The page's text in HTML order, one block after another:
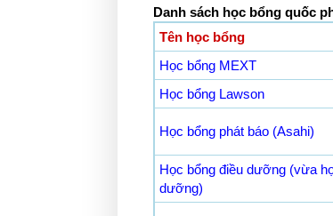
Danh sách học bổng quốc
Tên học bổng
Học bổng MEXT
Học bổng Lawson
Học bổng phát báo (Asahi)
Học bổng điều dưỡng (vừa
dưỡng)